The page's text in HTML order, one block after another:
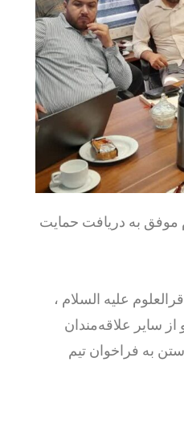
موفق به دریافت حمایت
علیه السلام ،
سایر علاقه‌مندان
به فراخوان تیم